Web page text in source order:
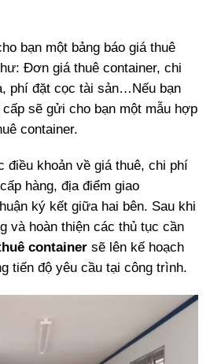
bạn một bảng báo giá thuê
Đơn giá thuê container, chi
phí đặt cọc tài sản…Nếu bạn
sẽ gửi cho bạn một mẫu hợp
container.
điều khoản về giá thuê, chi phí
hàng, địa điểm giao
ký kết giữa hai bên. Sau khi
và hoàn thiện các thủ tục cần
container sẽ lên kế hoạch
tiến độ yêu cầu tại công trình.